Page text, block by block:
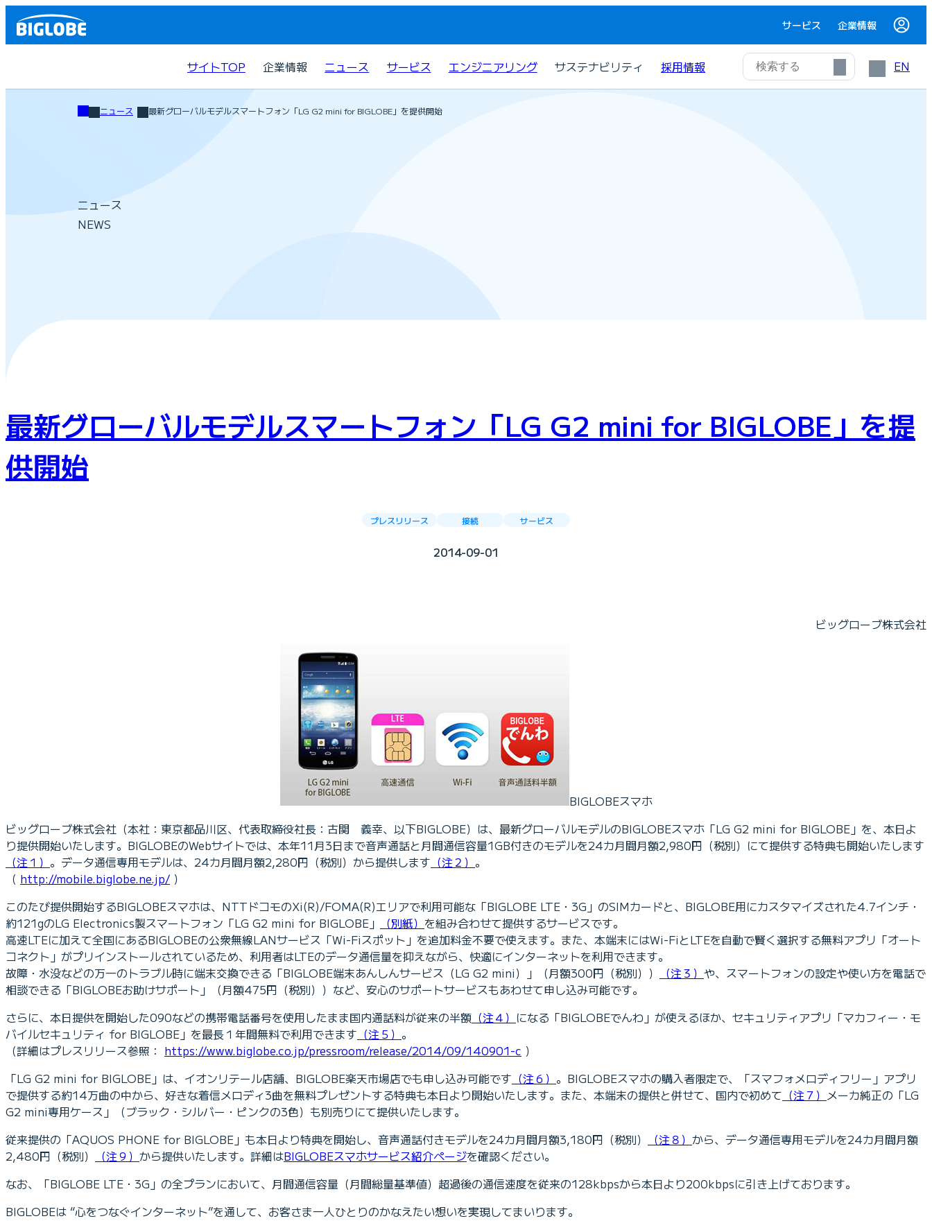
サービス 企業情報
サイトTOP 企業情報 ニュース サービス エンジニアリング サステナビリティ 採用情報 EN
ニュース 最新グローバルモデルスマートフォン「LG G2 mini for BIGLOBE」を提供開始
ニュース
NEWS
最新グローバルモデルスマートフォン「LG G2 mini for BIGLOBE」を提
供開始
プレスリリース 接続 サービス
2014-09-01
ビッグローブ株式会社
BIGLOBEスマホ
ビッグローブ株式会社（本社：東京都品川区、代表取締役社長：古関 義幸、以下BIGLOBE）は、最新グローバルモデルのBIGLOBEスマホ「LG G2 mini for BIGLOBE」を、本日よ
り提供開始いたします。BIGLOBEのWebサイトでは、本年11月3日まで音声通話と月間通信容量1GB付きのモデルを24カ月間月額2,980円（税別）にて提供する特典も開始いたします
（注１） 。データ通信専用モデルは、24カ月間月額2,280円（税別）から提供します （注２） 。
（ http://mobile.biglobe.ne.jp/ ）
このたび提供開始するBIGLOBEスマホは、NTTドコモのXi(R)/FOMA(R)エリアで利用可能な「BIGLOBE LTE・3G」のSIMカードと、BIGLOBE用にカスタマイズされた4.7インチ・
約121gのLG Electronics製スマートフォン「LG G2 mini for BIGLOBE」
（別紙） を組み合わせて提供するサービスです。
高速LTEに加えて全国にあるBIGLOBEの公衆無線LANサービス「Wi-Fiスポット」を追加料金不要で使えます。また、本端末にはWi-FiとLTEを自動で賢く選択する無料アプリ「オート
コネクト」がプリインストールされているため、利用者はLTEのデータ通信量を抑えながら、快適にインターネットを利用できます。
故障・水没などの万一のトラブル時に端末交換できる「BIGLOBE端末あんしんサービス（LG G2 mini）」（月額300円（税別））
（注３） や、スマートフォンの設定や使い方を電話で
相談できる「BIGLOBEお助けサポート」（月額475円（税別））など、安心のサポートサービスもあわせて申し込み可能です。
さらに、本日提供を開始した090などの携帯電話番号を使用したまま国内通話料が従来の半額 （注４） になる「BIGLOBEでんわ」が使えるほか、セキュリティアプリ「マカフィー・モ
バイルセキュリティ for BIGLOBE」を最長１年間無料で利用できます （注５） 。
（詳細はプレスリリース参照： https://www.biglobe.co.jp/pressroom/release/2014/09/140901-c ）
「LG G2 mini for BIGLOBE」は、イオンリテール店舗、BIGLOBE楽天市場店でも申し込み可能です （注６） 。BIGLOBEスマホの購入者限定で、「スマフォメロディフリー」アプリ
で提供する約14万曲の中から、好きな着信メロディ3曲を無料プレゼントする特典も本日より開始いたします。また、本端末の提供と併せて、国内で初めて （注７） メーカ純正の「LG
G2 mini専用ケース」（ブラック・シルバー・ピンクの3色）も別売りにて提供いたします。
従来提供の「AQUOS PHONE for BIGLOBE」も本日より特典を開始し、音声通話付きモデルを24カ月間月額3,180円（税別）
（注８） から、データ通信専用モデルを24カ月間月額
2,480円（税別）
（注９） から提供いたします。詳細はBIGLOBEスマホサービス紹介ページを確認ください。
なお、「BIGLOBE LTE・3G」の全プランにおいて、月間通信容量（月間総量基準値）超過後の通信速度を従来の128kbpsから本日より200kbpsに引き上げております。
BIGLOBEは “心をつなぐインターネット”を通して、お客さま一人ひとりのかなえたい想いを実現してまいります。